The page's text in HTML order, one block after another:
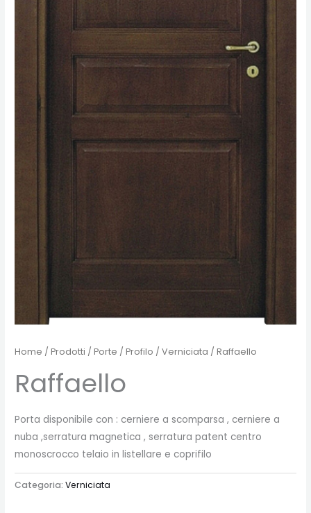
Home /Prodotti /Porte /Profilo /Verniciata / Raffaello
Raffaello
Porta disponibile con : cerniere a scomparsa , cerniere a
nuba ,serratura magnetica , serratura patent centro
monoscrocco telaio in listellare e coprifilo
Categoria:Verniciata